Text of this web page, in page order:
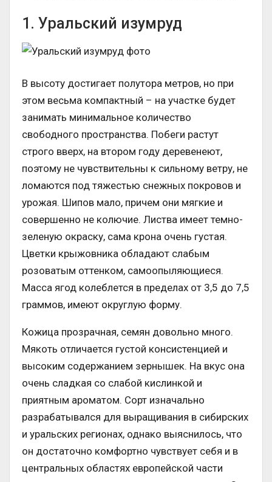
1. Уральский изумруд
В высоту достигает полутора метров, но при
этом весьма компактный – на участке будет
занимать минимальное количество
свободного пространства. Побеги растут
строго вверх, на втором году деревенеют,
поэтому не чувствительны к сильному ветру, не
ломаются под тяжестью снежных покровов и
урожая. Шипов мало, причем они мягкие и
совершенно не колючие. Листва имеет темно-
зеленую окраску, сама крона очень густая.
Цветки крыжовника обладают слабым
розоватым оттенком, самоопыляющиеся.
Масса ягод колеблется в пределах от 3,5 до 7,5
граммов, имеют округлую форму.
Кожица прозрачная, семян довольно много.
Мякоть отличается густой консистенцией и
высоким содержанием зернышек. На вкус она
очень сладкая со слабой кислинкой и
приятным ароматом. Сорт изначально
разрабатывался для выращивания в сибирских
и уральских регионах, однако выяснилось, что
он достаточно комфортно чувствует себя и в
центральных областях европейской части